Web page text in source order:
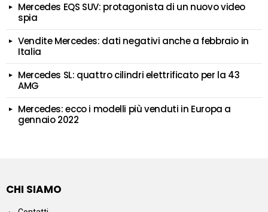
Mercedes EQS SUV: protagonista di un nuovo video
spia
Vendite Mercedes: dati negativi anche a febbraio in
Italia
Mercedes SL: quattro cilindri elettrificato per la 43
AMG
Mercedes: ecco i modelli più venduti in Europa a
gennaio 2022
CHI SIAMO